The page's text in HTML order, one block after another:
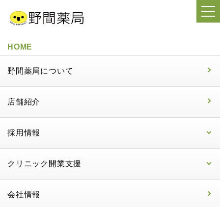
HOME
野間薬局について
店舗紹介
採用情報
クリニック開業支援
会社情報